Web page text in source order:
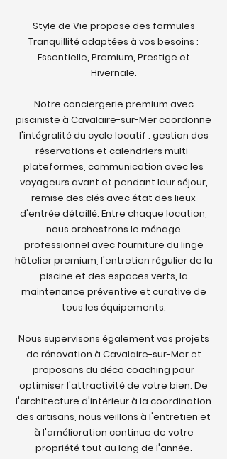
Style de Vie propose des formules
Tranquillité adaptées à vos besoins :
Essentielle, Premium, Prestige et
Hivernale.
Notre conciergerie premium avec
pisciniste à Cavalaire-sur-Mer coordonne
l'intégralité du cycle locatif : gestion des
réservations et calendriers multi-
plateformes, communication avec les
voyageurs avant et pendant leur séjour,
remise des clés avec état des lieux
d'entrée détaillé. Entre chaque location,
nous orchestrons le ménage
professionnel avec fourniture du linge
hôtelier premium, l'entretien régulier de la
piscine et des espaces verts, la
maintenance préventive et curative de
tous les équipements.
Nous supervisons également vos projets
de rénovation à Cavalaire-sur-Mer et
proposons du déco coaching pour
optimiser l'attractivité de votre bien. De
l'architecture d'intérieur à la coordination
des artisans, nous veillons à l'entretien et
à l'amélioration continue de votre
propriété tout au long de l'année.